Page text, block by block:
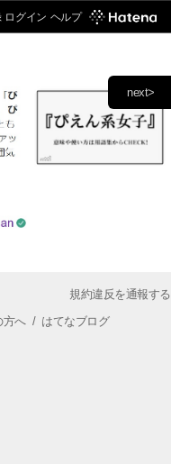
ログイン ヘルプ
next>
規約違反を通報する
方へ/ はてなブログ